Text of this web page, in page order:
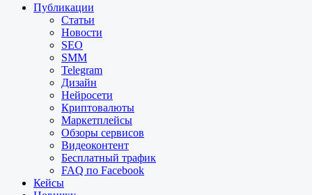
Публикации
Статьи
Новости
SEO
SMM
Telegram
Дизайн
Нейросети
Криптовалюты
Маркетплейсы
Обзоры сервисов
Видеоконтент
Бесплатный трафик
FAQ по Facebook
Кейсы